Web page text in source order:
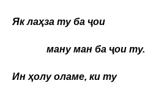
Як лаҳза ту ба ҷои
ману ман ба ҷои ту.
Ин ҳолу оламе, ки ту